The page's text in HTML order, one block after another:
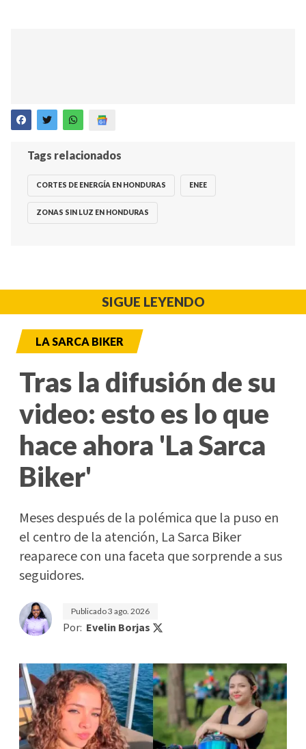
Tags relacionados
CORTES DE ENERGÍA EN HONDURAS ENEE
ZONAS SIN LUZ EN HONDURAS
SIGUE LEYENDO
LA SARCA BIKER
Tras la difusión de su
video: esto es lo que
hace ahora 'La Sarca
Biker'
Meses después de la polémica que la puso en
el centro de la atención, La Sarca Biker
reaparece con una faceta que sorprende a sus
seguidores.
Publicado3 ago. 2026
Por: Evelin Borjas